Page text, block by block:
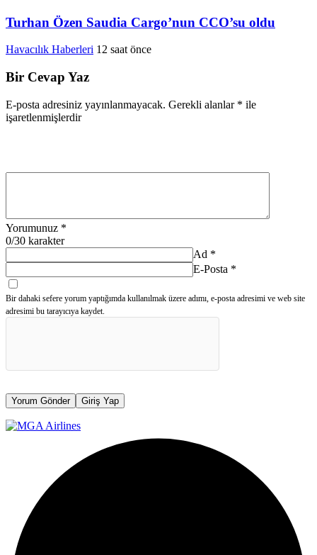
Turhan Özen Saudia Cargo’nun CCO’su oldu
Havacılık Haberleri 12 saat önce
Bir Cevap Yaz
E-posta adresiniz yayınlanmayacak. Gerekli alanlar * ile
işaretlenmişlerdir
Yorumunuz *
0/30 karakter
Ad *
E-Posta *
Bir dahaki sefere yorum yaptığımda kullanılmak üzere adımı, e-posta adresimi ve web site
adresimi bu tarayıcıya kaydet.
Yorum Gönder Giriş Yap